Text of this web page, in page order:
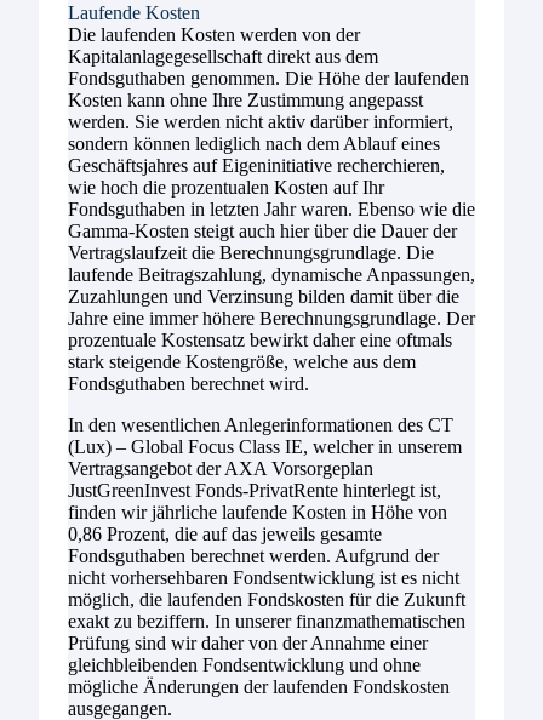
Laufende Kosten
Die laufenden Kosten werden von der
Kapitalanlagegesellschaft direkt aus dem
Fondsguthaben genommen. Die Höhe der laufenden
Kosten kann ohne Ihre Zustimmung angepasst
werden. Sie werden nicht aktiv darüber informiert,
sondern können lediglich nach dem Ablauf eines
Geschäftsjahres auf Eigeninitiative recherchieren,
wie hoch die prozentualen Kosten auf Ihr
Fondsguthaben in letzten Jahr waren. Ebenso wie die
Gamma-Kosten steigt auch hier über die Dauer der
Vertragslaufzeit die Berechnungsgrundlage. Die
laufende Beitragszahlung, dynamische Anpassungen,
Zuzahlungen und Verzinsung bilden damit über die
Jahre eine immer höhere Berechnungsgrundlage. Der
prozentuale Kostensatz bewirkt daher eine oftmals
stark steigende Kostengröße, welche aus dem
Fondsguthaben berechnet wird.
In den wesentlichen Anlegerinformationen des CT
(Lux) – Global Focus Class IE, welcher in unserem
Vertragsangebot der AXA Vorsorgeplan
JustGreenInvest Fonds-PrivatRente hinterlegt ist,
finden wir jährliche laufende Kosten in Höhe von
0,86 Prozent, die auf das jeweils gesamte
Fondsguthaben berechnet werden. Aufgrund der
nicht vorhersehbaren Fondsentwicklung ist es nicht
möglich, die laufenden Fondskosten für die Zukunft
exakt zu beziffern. In unserer finanzmathematischen
Prüfung sind wir daher von der Annahme einer
gleichbleibenden Fondsentwicklung und ohne
mögliche Änderungen der laufenden Fondskosten
ausgegangen.